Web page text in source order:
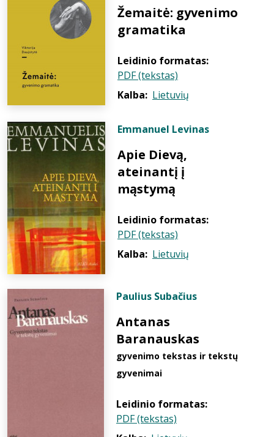
Žemaitė: gyvenimo
gramatika
Leidinio formatas:
PDF (tekstas)
Kalba: Lietuvių
Emmanuel Levinas
Apie Dievą,
ateinantį į
mąstymą
Leidinio formatas:
PDF (tekstas)
Kalba: Lietuvių
Paulius Subačius
Antanas
Baranauskas
gyvenimo tekstas ir tekstų
gyvenimai
Leidinio formatas:
PDF (tekstas)